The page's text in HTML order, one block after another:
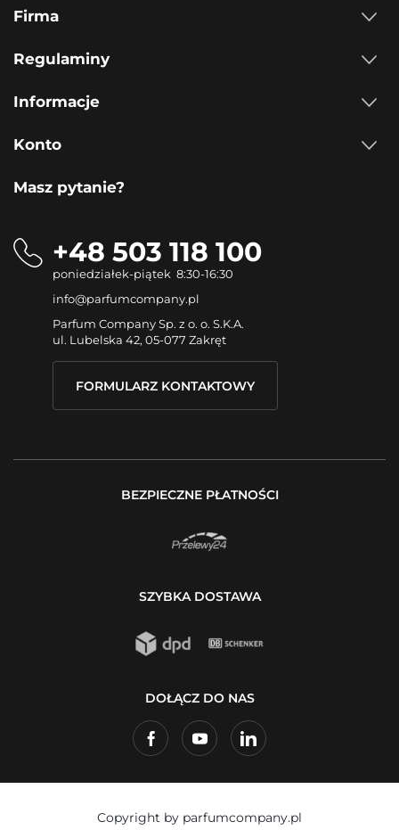
Firma
Regulaminy
Informacje
Konto
Masz pytanie?
+48 503 118 100
poniedziałek-piątek 8:30-16:30
info@parfumcompany.pl
Parfum Company Sp. z o. o. S.K.A.
ul. Lubelska 42, 05-077 Zakręt
FORMULARZ KONTAKTOWY
BEZPIECZNE PŁATNOŚCI
SZYBKA DOSTAWA
DOŁĄCZ DO NAS
Copyright by parfumcompany.pl